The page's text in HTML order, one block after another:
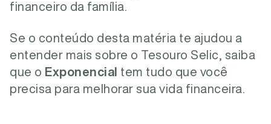
financeiro da família.
Se o conteúdo desta matéria te ajudou a
entender mais sobre o Tesouro Selic, saiba
que o Exponencial tem tudo que você
precisa para melhorar sua vida financeira.